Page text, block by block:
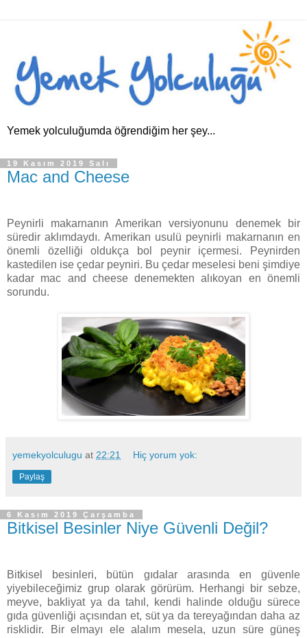
Yemek yolculuğumda öğrendiğim her şey...
19 Kasım 2019 Salı
Mac and Cheese
Peynirli makarnanın Amerikan versiyonunu denemek bir
süredir aklımdaydı. Amerikan usulü peynirli makarnanın en
önemli özelliği oldukça bol peynir içermesi. Peynirden
kastedilen ise çedar peyniri. Bu çedar meselesi beni şimdiye
kadar mac and cheese denemekten alıkoyan en önemli
sorundu.
yemekyolculugu at 22:21 Hiç yorum yok:
Paylaş
6 Kasım 2019 Çarşamba
Bitkisel Besinler Niye Güvenli Değil?
Bitkisel besinleri, bütün gıdalar arasında en güvenle
yiyebileceğimiz grup olarak görürüm. Herhangi bir sebze,
meyve, bakliyat ya da tahıl, kendi halinde olduğu sürece
gıda güvenliği açısından et, süt ya da tereyağından daha az
risklidir. Bir elmayı ele alalım mesela, uzun süre güneş